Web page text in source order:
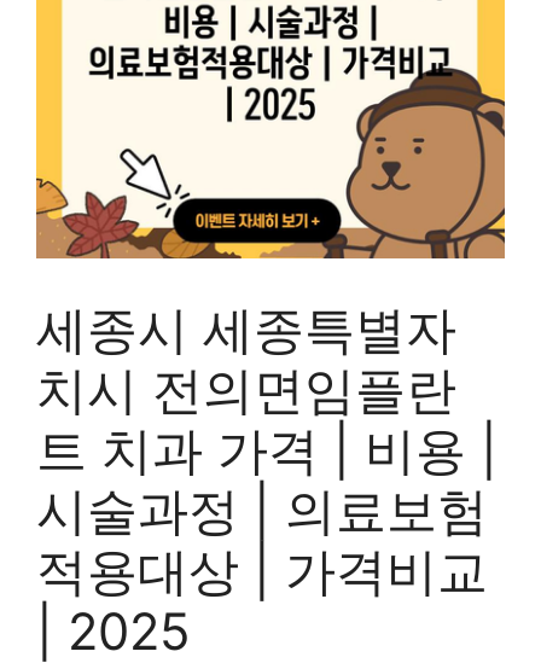
세종시 세종특별자
치시 전의면임플란
트 치과 가격 | 비용 |
시술과정 | 의료보험
적용대상 | 가격비교
| 2025